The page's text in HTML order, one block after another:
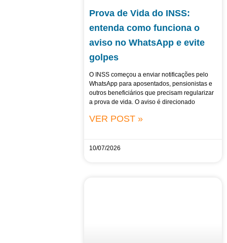
Prova de Vida do INSS:
entenda como funciona o
aviso no WhatsApp e evite
golpes
O INSS começou a enviar notificações pelo
WhatsApp para aposentados, pensionistas e
outros beneficiários que precisam regularizar
a prova de vida. O aviso é direcionado
VER POST »
10/07/2026